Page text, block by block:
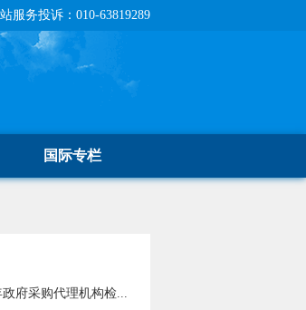
服务投诉：010-63819289
国际专栏
政府采购代理机构检...